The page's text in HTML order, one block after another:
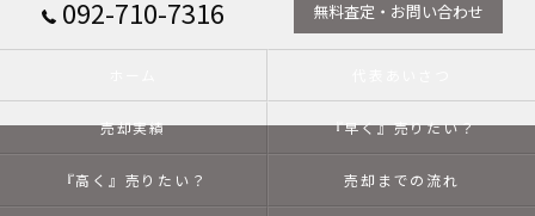
092-710-7316 無料査定・お問い合わせ
売却実績 『早く』売りたい？
『高く』売りたい？ 売却までの流れ